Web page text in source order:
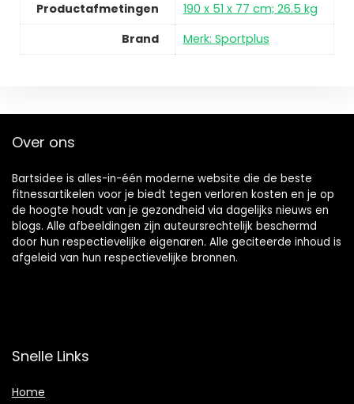
Productafmetingen
190 x 51 x 77 cm; 26.5 kg
Brand
Merk: Sportplus
Over ons
Bartsidee is alles-in-één moderne website die de beste
fitnessartikelen voor je biedt tegen verloren kosten en je op
de hoogte houdt van je gezondheid via dagelijks nieuws en
blogs. Alle afbeeldingen zijn auteursrechtelijk beschermd
door hun respectievelijke eigenaren. Alle geciteerde inhoud is
afgeleid van hun respectievelijke bronnen.
Snelle Links
Home